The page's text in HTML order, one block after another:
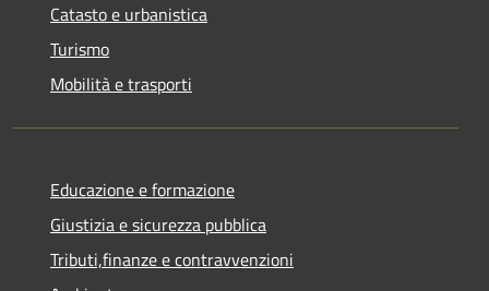
Catasto e urbanistica
Turismo
Mobilità e trasporti
Educazione e formazione
Giustizia e sicurezza pubblica
Tributi,finanze e contravvenzioni